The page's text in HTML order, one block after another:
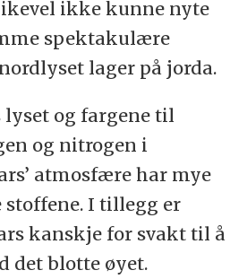
ikke kunne nyte
spektakulære
lager på jorda.
lyset og fargene til
og nitrogen i
atmosfære har mye
stoffene. I tillegg er
kanskje for svakt til å
det blotte øyet.